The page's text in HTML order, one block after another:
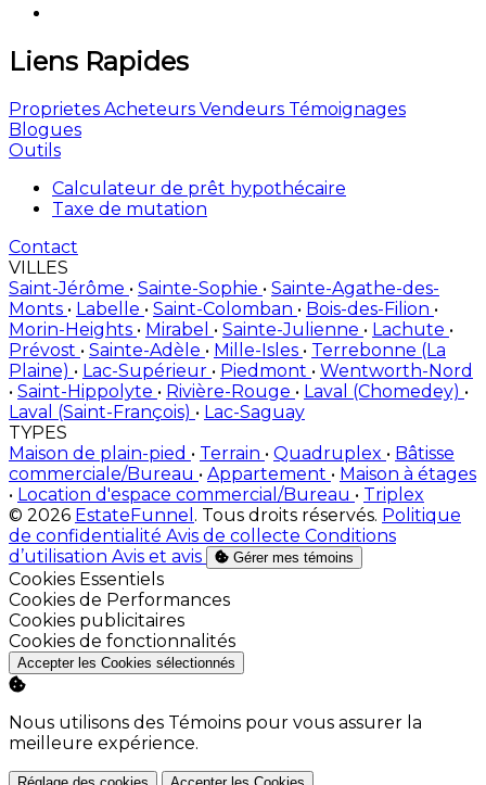
Liens Rapides
Proprietes Acheteurs Vendeurs Témoignages
Blogues
Outils
Calculateur de prêt hypothécaire
Taxe de mutation
Contact
VILLES
Saint-Jérôme • Sainte-Sophie • Sainte-Agathe-des-
Monts • Labelle • Saint-Colomban • Bois-des-Filion •
Morin-Heights • Mirabel • Sainte-Julienne • Lachute •
Prévost • Sainte-Adèle • Mille-Isles • Terrebonne (La
Plaine) • Lac-Supérieur • Piedmont • Wentworth-Nord
• Saint-Hippolyte • Rivière-Rouge • Laval (Chomedey) •
Laval (Saint-François) • Lac-Saguay
TYPES
Maison de plain-pied • Terrain • Quadruplex • Bâtisse
commerciale/Bureau • Appartement • Maison à étages
• Location d'espace commercial/Bureau • Triplex
© 2026 EstateFunnel . Tous droits réservés. Politique
de confidentialité Avis de collecte Conditions
d’utilisation Avis et avis Gérer mes témoins
Activer
Cookies Essentiels
Activer
Cookies de Performances
Activer
Cookies publicitaires
Activer
Cookies de fonctionnalités
Accepter les Cookies sélectionnés
Nous utilisons des Témoins pour vous assurer la
meilleure expérience.